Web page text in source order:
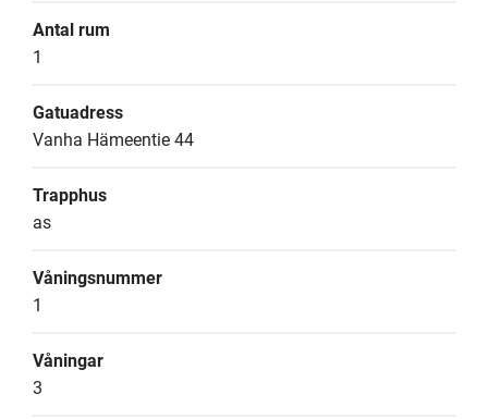
Antal rum
1
Gatuadress
Vanha Hämeentie 44
Trapphus
as
Våningsnummer
1
Våningar
3